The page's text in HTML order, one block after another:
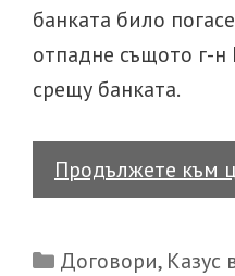
банката било
отпадне същото г-
срещу банката.
Продължете към
Categories
Договори, Казус